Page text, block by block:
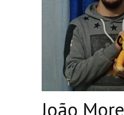
João